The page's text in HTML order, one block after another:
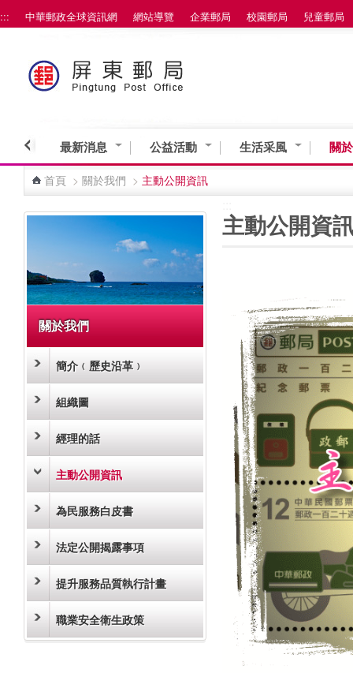
跳到主要內容區塊
::: 中華郵政全球資訊網 網站導覽 企業郵局 校園郵局 兒童郵局
最新消息 公益活動 生活采風 關
首頁 > 關於我們 > 主動公開資訊
關於我們
簡介﹙歷史沿革﹚
組織圖
經理的話
主動公開資訊
為民服務白皮書
法定公開揭露事項
提升服務品質執行計畫
職業安全衛生政策
主動公開資